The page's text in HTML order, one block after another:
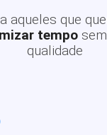
aqueles que
tempo
qualidade